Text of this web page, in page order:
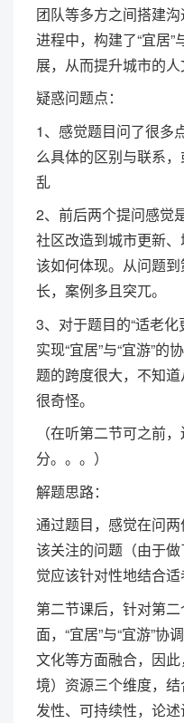
团队等多方之间搭建
进程中，构建了“宜居”
展，从而提升城市的人
疑惑问题点：
1、感觉题目问了很多
么具体的区别与联系
乱
2、前后两个提问感觉
社区改造到城市更新
该如何体现。从问题
长，案例多且突兀。
3、对于题目的“适老化
实现“宜居”与“宜游”的
题的跨度很大，不知
很奇怪。
（在听第二节可之前
分。。。）
解题思路：
通过题目，感觉在问
该关注的问题（由于
觉应该针对性地结合适
第二节课后，针对第
面，“宜居”与“宜游”协
文化等方面融合，因
境）资源三个维度，
发性、可持续性，论